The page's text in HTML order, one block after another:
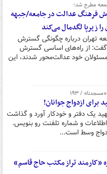
مطرح شد؛
فرهنگ عدالت در جامعه/جبهه
زیرپا لگدمال می‌کند
تهران درباره چگونگی گسترش
از راه‌های اساسی گسترش
خود عدالت‌محور شدند، این
/ ۱۹۳
برای ازدواج جوانان!
یک دفتر و خودکار آورد و گذاشت
و شماره تلفنت رو بنویس.
وسط است...
تراز مکتب حاج قاسم»